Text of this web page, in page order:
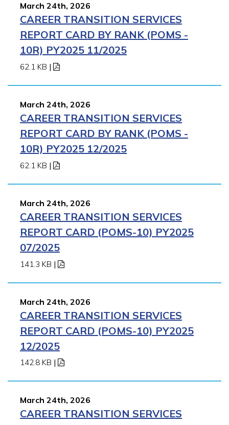
March 24th, 2026
CAREER TRANSITION SERVICES
REPORT CARD BY RANK (POMS -
10R) PY2025 11/2025
62.1 KB |
March 24th, 2026
CAREER TRANSITION SERVICES
REPORT CARD BY RANK (POMS -
10R) PY2025 12/2025
62.1 KB |
March 24th, 2026
CAREER TRANSITION SERVICES
REPORT CARD (POMS-10) PY2025
07/2025
141.3 KB |
March 24th, 2026
CAREER TRANSITION SERVICES
REPORT CARD (POMS-10) PY2025
12/2025
142.8 KB |
March 24th, 2026
CAREER TRANSITION SERVICES